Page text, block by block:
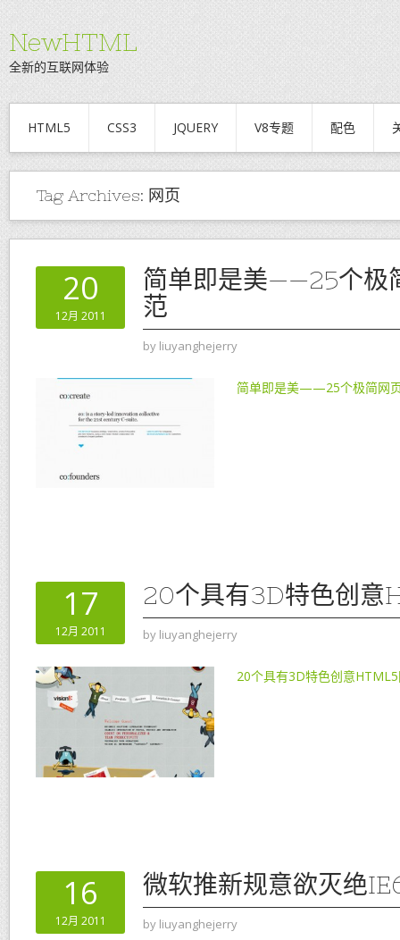
NewHTML
全新的互联网体验
HTML5 CSS3 JQUERY V8专题 配色
Tag Archives: 网页
20
12月 2011
简单即是美——25个极
范
by liuyanghejerry
简单即是美——25个极简网
17
12月 2011
20个具有3D特色创意
by liuyanghejerry
20个具有3D特色创意
16
12月 2011
微软推新规意欲灭绝
by liuyanghejerry